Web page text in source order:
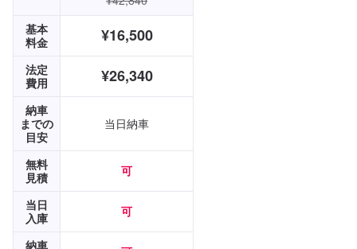
基本
料金
¥16,500
法定
費用
¥26,340
納車
までの
目安
当日納車
無料
見積
可
当日
入庫
可
納車